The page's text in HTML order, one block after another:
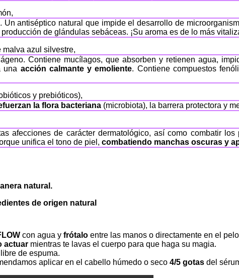
Un antiséptico natural que impide el desarrollo de
de glándulas sebáceas. ¡Su aroma es de lo más
malva azul silvestre,
Contiene mucílagos, que absorben y retienen agua,
una acción calmante y emoliente. Contiene compuestos
y prebióticos),
la flora bacteriana (microbiota), la barrera protectora y
afecciones de carácter dermatológico, así como combatir
unifica el tono de piel, combatiendo manchas oscuras y
natural.
de origen natural
con agua y frótalo entre las manos o directamente en el
actuar mientras te lavas el cuerpo para que haga su magia.
de espuma.
aplicar en el cabello húmedo o seco 4/5 gotas del